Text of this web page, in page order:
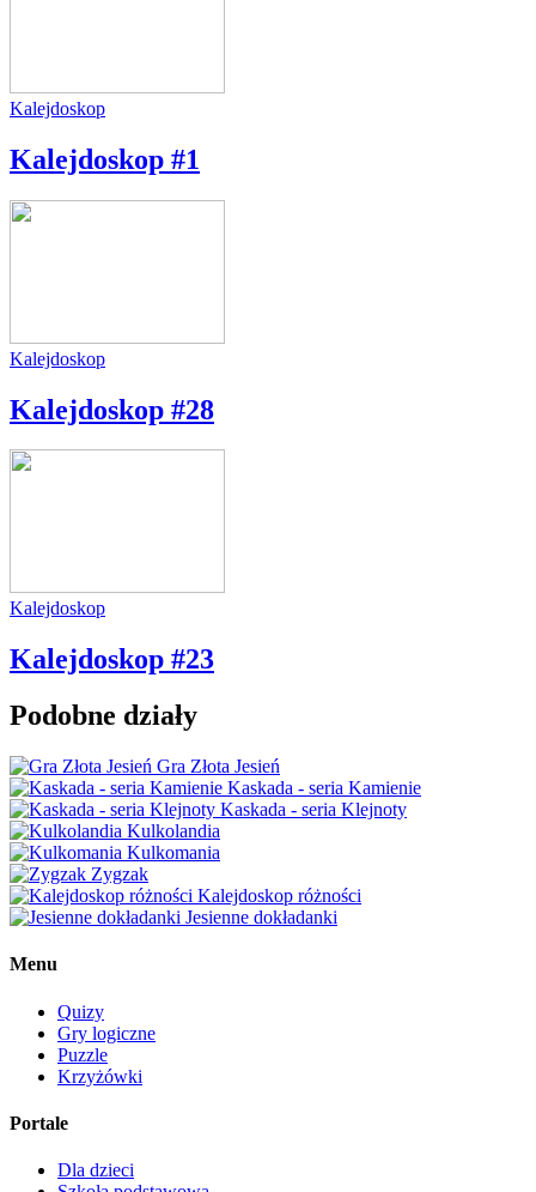
Kalejdoskop
Kalejdoskop #1
Kalejdoskop
Kalejdoskop #28
Kalejdoskop
Kalejdoskop #23
Podobne działy
Gra Złota Jesień
Kaskada - seria Kamienie
Kaskada - seria Klejnoty
Kulkolandia
Kulkomania
Zygzak
Kalejdoskop różności
Jesienne dokładanki
Menu
Quizy
Gry logiczne
Puzzle
Krzyżówki
Portale
Dla dzieci